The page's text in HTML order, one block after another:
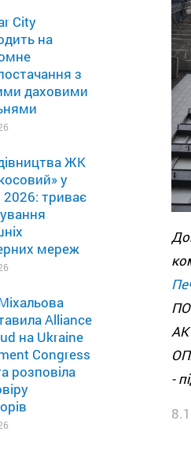
City
на
з
даховими
ЖК
у
2026: триває
мереж
Alliance
на Ukraine
Congress
розповіла
-